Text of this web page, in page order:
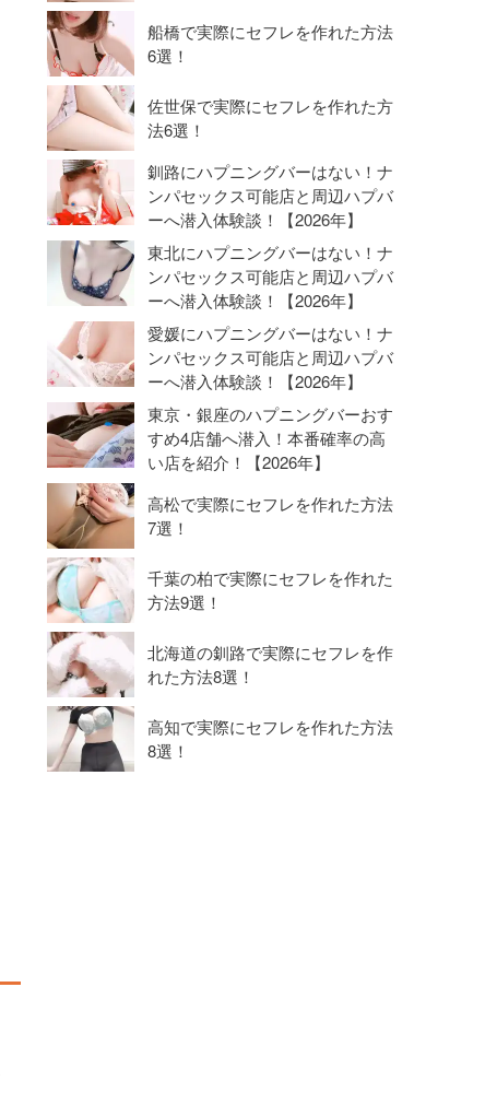
船橋で実際にセフレを作れた方法
6選！
佐世保で実際にセフレを作れた方
法6選！
釧路にハプニングバーはない！ナ
ンパセックス可能店と周辺ハプバ
ーへ潜入体験談！【2026年】
東北にハプニングバーはない！ナ
ンパセックス可能店と周辺ハプバ
ーへ潜入体験談！【2026年】
愛媛にハプニングバーはない！ナ
ンパセックス可能店と周辺ハプバ
ーへ潜入体験談！【2026年】
東京・銀座のハプニングバーおす
すめ4店舗へ潜入！本番確率の高
い店を紹介！【2026年】
高松で実際にセフレを作れた方法
7選！
千葉の柏で実際にセフレを作れた
方法9選！
北海道の釧路で実際にセフレを作
れた方法8選！
高知で実際にセフレを作れた方法
8選！